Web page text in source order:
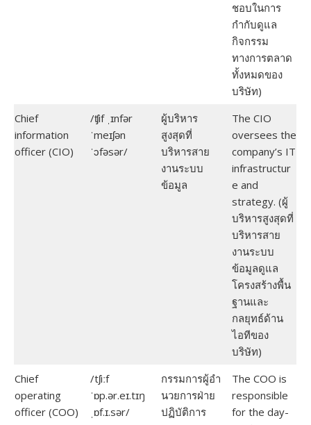
ชอบในการ
กำกับดูแล
กิจกรรม
ทางการตลาด
ทั้งหมดของ
บริษัท)
Chief
information
officer (CIO)
/ʧif ˌɪnfər
ˈmeɪʃən
ˈɔfəsər/
ผู้บริหาร
สูงสุดที่
บริหารสาย
งานระบบ
ข้อมูล
The CIO
oversees the
company’s IT
infrastructur
e and
strategy. (ผู้
บริหารสูงสุดที่
บริหารสาย
งานระบบ
ข้อมูลดูแล
โครงสร้างพื้น
ฐานและ
กลยุทธ์ด้าน
ไอทีของ
บริษัท)
Chief
operating
officer (COO)
/tʃiːf
ˈɒp.ər.eɪ.tɪŋ
ˌɒf.ɪ.sər/
กรรมการผู้อํา
นวยการฝ่าย
ปฏิบัติการ
The COO is
responsible
for the day-